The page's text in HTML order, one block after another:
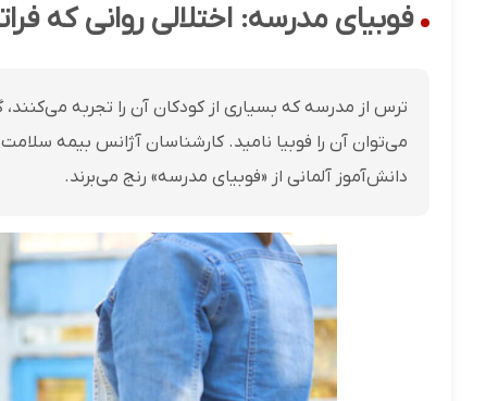
فوبیای مدرسه: اختلالی روانی که
ترس از مدرسه که بسیاری از کودکان آن را تجربه
می‌توان آن را فوبیا نامید. کارشناسان آژانس بیمه
دانش‌آموز آلمانی از «فوبیای مدرسه» رنج می‌برند.